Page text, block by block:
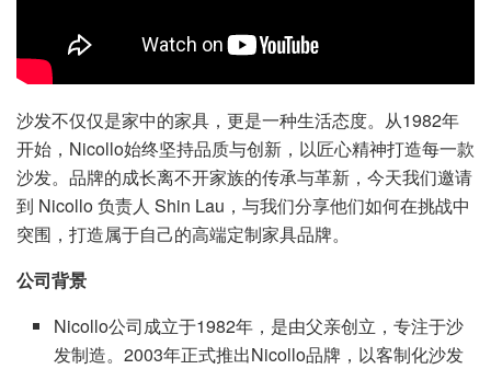
沙发不仅仅是家中的家具，更是一种生活态度。从1982年
开始，Nicollo始终坚持品质与创新，以匠心精神打造每一款
沙发。品牌的成长离不开家族的传承与革新，今天我们邀请
到 Nicollo 负责人 Shin Lau，与我们分享他们如何在挑战中
突围，打造属于自己的高端定制家具品牌。
公司背景
Nicollo公司成立于1982年，是由父亲创立，专注于沙
发制造。2003年正式推出Nicollo品牌，以客制化沙发